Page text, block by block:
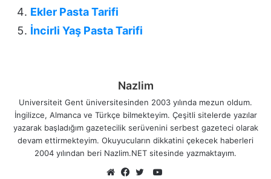
Ekler Pasta Tarifi
İncirli Yaş Pasta Tarifi
Nazlim
Universiteit Gent üniversitesinden 2003 yılında mezun oldum.
İngilizce, Almanca ve Türkçe bilmekteyim. Çeşitli sitelerde yazılar
yazarak başladığım gazetecilik serüvenini serbest gazeteci olarak
devam ettirmekteyim. Okuyucuların dikkatini çekecek haberleri
2004 yılından beri Nazlim.NET sitesinde yazmaktayım.
YouTube